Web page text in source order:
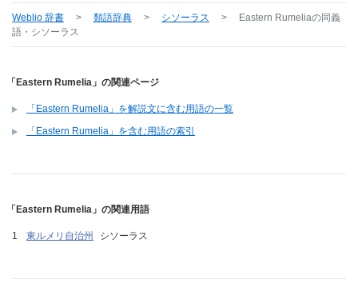
Weblio 辞書 > 類語辞典 > シソーラス > Eastern Rumeliaの同義
語・シソーラス
「Eastern Rumelia」の関連ページ
「Eastern Rumelia」を解説文に含む用語の一覧
「Eastern Rumelia」を含む用語の索引
「Eastern Rumelia」の関連用語
東ルメリ自治州 シソーラス